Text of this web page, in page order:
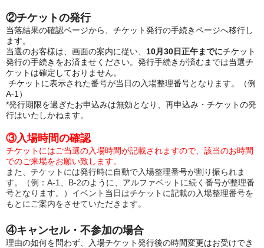
②チケットの発行
当落結果の確認ページから、チケット発行の手続きページへ移行し
ます。
当選のお客様は、画面の案内に従い、 10月30日正午までにチケット
発行の手続きをお済ませください。発行手続きが済むまでは当選チ
ケットは確定しておりません。
チケットに表示された番号が当日の入場整理番号となります。（例
A-1）
*発行期限を過ぎたお申込みは無効となり、再申込み・チケットの発
行はいたしかねます。
③入場時間の確認
チケットにはご当選の入場時間が記載されますので、該当のお時間
でのご来場をお願い致します。
また、チケットには発行時に自動で入場整理番号が割り振られま
す。（例：A-1、B-2のように、アルファベットに続く番号が整理番
号となります。）イベント当日はチケットに記載の入場整理番号を
もとにご案内をさせていただきます。
④キャンセル・不参加の場合
理由の如何を問わず、入場チケット発行後の時間変更はお受けでき